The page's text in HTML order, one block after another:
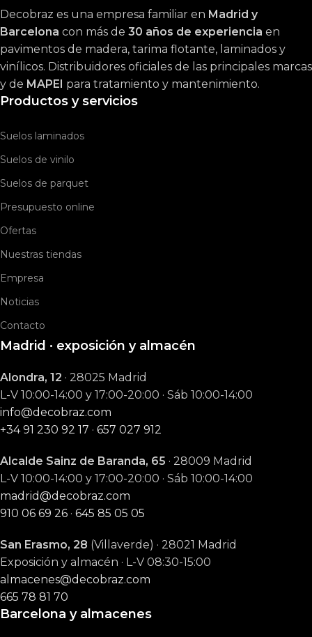
Decobraz es una empresa familiar en Madrid y
Barcelona con más de 30 años de experiencia en
pavimentos de madera, tarima flotante, laminados y
vinílicos. Distribuidores oficiales de las principales marcas
y de MAPEI para tratamiento y mantenimiento.
Productos y servicios
Suelos laminados
Suelos de vinilo
Suelos de parquet
Presupuesto online
Ofertas
Nuestras tiendas
Empresa
Noticias
Contacto
Madrid · exposición y almacén
Alondra, 12 · 28025 Madrid
L-V 10:00-14:00 y 17:00-20:00 · Sáb 10:00-14:00
info@decobraz.com
+34 91 230 92 17 · 657 027 912
Alcalde Sainz de Baranda, 65 · 28009 Madrid
L-V 10:00-14:00 y 17:00-20:00 · Sáb 10:00-14:00
madrid@decobraz.com
910 06 69 26 · 645 85 05 05
San Erasmo, 28 (Villaverde) · 28021 Madrid
Exposición y almacén · L-V 08:30-15:00
almacenes@decobraz.com
665 78 81 70
Barcelona y almacenes